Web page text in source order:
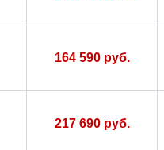
164 590 руб.
217 690 руб.